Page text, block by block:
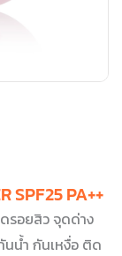
SPF25 PA++
รอยสิว จุดด่าง
น้ำ กันเหงื่อ ติด